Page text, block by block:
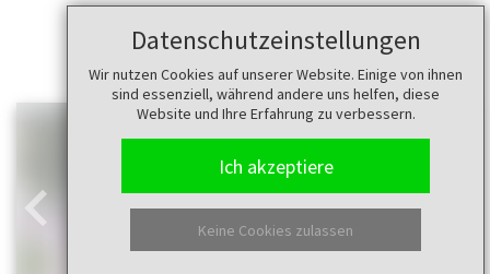
Datenschutzeinstellungen
Wir nutzen Cookies auf unserer Website. Einige von ihnen
sind essenziell, während andere uns helfen, diese
Website und Ihre Erfahrung zu verbessern.
Ich akzeptiere
Keine Cookies zulassen
Zurück